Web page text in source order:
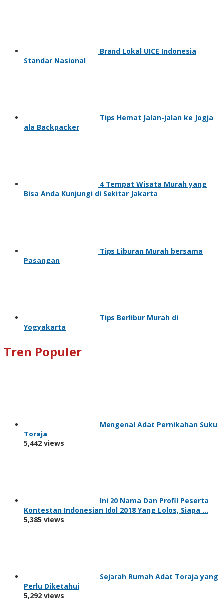
Brand Lokal UICE Indonesia
Standar Nasional
Tips Hemat Jalan-jalan ke Jogja
ala Backpacker
4 Tempat Wisata Murah yang
Bisa Anda Kunjungi di Sekitar Jakarta
Tips Liburan Murah bersama
Pasangan
Tips Berlibur Murah di
Yogyakarta
Tren Populer
Mengenal Adat Pernikahan Suku
Toraja
5,442 views
Ini 20 Nama Dan Profil Peserta
Kontestan Indonesian Idol 2018 Yang Lolos, Siapa …
5,385 views
Sejarah Rumah Adat Toraja yang
Perlu Diketahui
5,292 views